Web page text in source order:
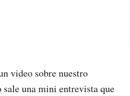
video sobre nuestro
sale una mini entrevista que